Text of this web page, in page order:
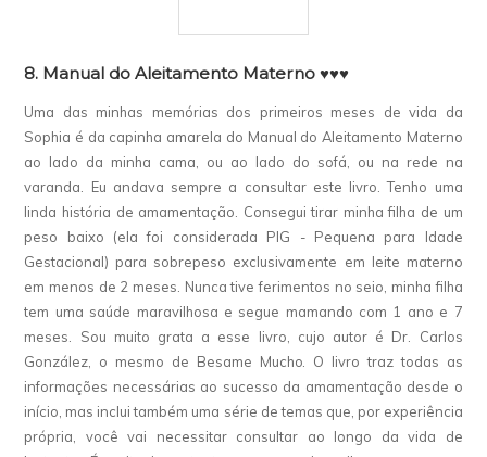
8. Manual do Aleitamento Materno ♥♥♥
Uma das minhas memórias dos primeiros meses de vida da
Sophia é da capinha amarela do Manual do Aleitamento Materno
ao lado da minha cama, ou ao lado do sofá, ou na rede na
varanda. Eu andava sempre a consultar este livro. Tenho uma
linda história de amamentação. Consegui tirar minha filha de um
peso baixo (ela foi considerada PIG - Pequena para Idade
Gestacional) para sobrepeso exclusivamente em leite materno
em menos de 2 meses. Nunca tive ferimentos no seio, minha filha
tem uma saúde maravilhosa e segue mamando com 1 ano e 7
meses. Sou muito grata a esse livro, cujo autor é Dr. Carlos
González, o mesmo de Besame Mucho. O livro traz todas as
informações necessárias ao sucesso da amamentação desde o
início, mas inclui também uma série de temas que, por experiência
própria, você vai necessitar consultar ao longo da vida de